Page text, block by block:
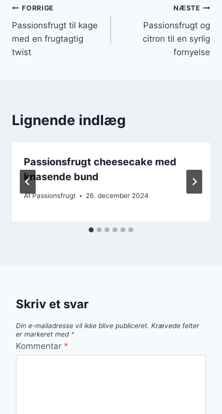
Indlægsnavigation
FORRIGE
Passionsfrugt til kage
med en frugtagtig
twist
NÆSTE
Passionsfrugt og
citron til en syrlig
fornyelse
Lignende indlæg
Passionsfrugt cheesecake med
knasende bund
AfPassionsfrugt 26. december 2024
Skriv et svar
Din e-mailadresse vil ikke blive publiceret. Krævede felter
er markeret med *
Kommentar *